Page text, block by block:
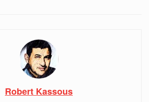
Robert Kassous